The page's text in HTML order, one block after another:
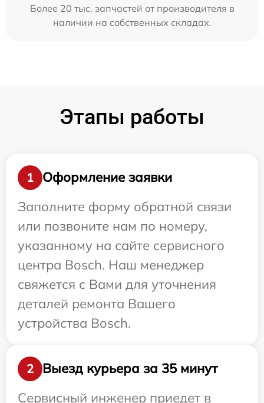
Более 20 тыс. запчастей от производителя в
наличии на собственных складах.
Этапы работы
1
Оформление заявки
Заполните форму обратной связи
или позвоните нам по номеру,
указанному на сайте сервисного
центра Bosch. Наш менеджер
свяжется с Вами для уточнения
деталей ремонта Вашего
устройства Bosch.
2
Выезд курьера за 35 минут
Сервисный инженер приедет в